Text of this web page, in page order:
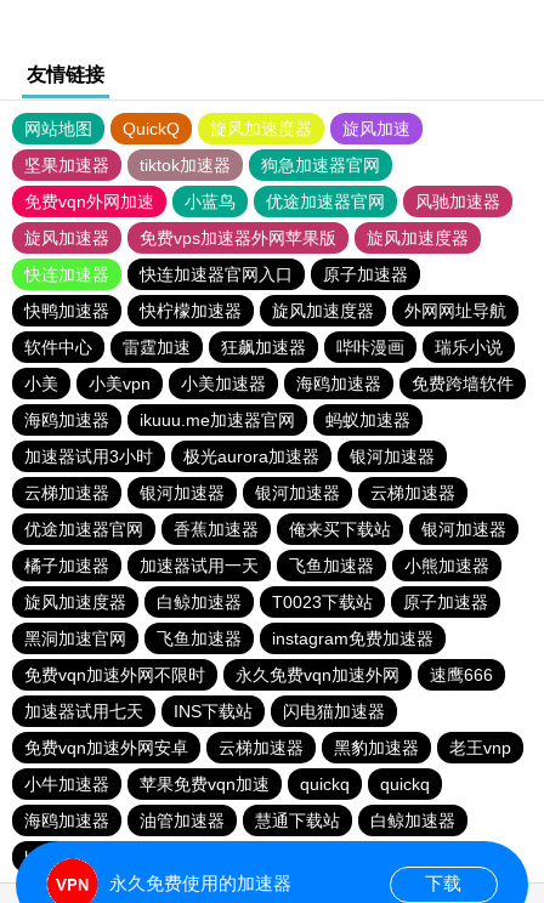
友情链接
网站地图 QuickQ 旋风加速度器
旋风加速
坚果加速器
tiktok加速器
狗急加速器官网
免费vqn外网加速
小蓝鸟 优途加速器官网
风驰加速器
旋风加速器
免费vps加速器外网苹果版
旋风加速度器
快连加速器
快连加速器官网入口
原子加速器
快鸭加速器
快柠檬加速器 旋风加速度器
外网网址导航
软件中心
雷霆加速 狂飙加速器 哔咔漫画
瑞乐小说
小美
小美vpn 小美加速器 海鸥加速器
免费跨墙软件
海鸥加速器
ikuuu.me加速器官网
蚂蚁加速器
加速器试用3小时
极光aurora加速器
银河加速器
云梯加速器
银河加速器 银河加速器
云梯加速器
优途加速器官网
香蕉加速器 俺来买下载站
银河加速器
橘子加速器
加速器试用一天 飞鱼加速器
小熊加速器
旋风加速度器
白鲸加速器 T0023下载站
原子加速器
黑洞加速官网
飞鱼加速器
instagram免费加速器
免费vqn加速外网不限时
永久免费vqn加速外网
速鹰666
加速器试用七天
INS下载站
闪电猫加速器
免费vqn加速外网安卓
云梯加速器 黑豹加速器
老王vnp
小牛加速器
苹果免费vqn加速 quickq
quickq
海鸥加速器
油管加速器 慧通下载站
白鲸加速器
hammer加速器
永久免费使用的加速器 下载